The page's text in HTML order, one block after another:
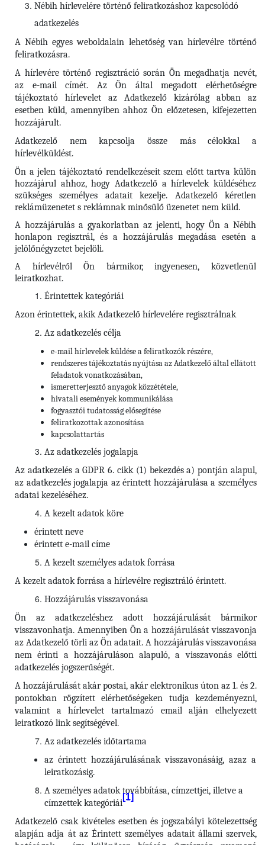
Nébih hírlevelére történő feliratkozáshoz kapcsolódó
adatkezelés
A Nébih egyes weboldalain lehetőség van hírlevélre történő
feliratkozásra.
A hírlevére történő regisztráció során Ön megadhatja nevét,
az e-mail címét. Az Ön által megadott elérhetőségre
tájékoztató hírlevelet az Adatkezelő kizárólag abban az
esetben küld, amennyiben ahhoz Ön előzetesen, kifejezetten
hozzájárult.
Adatkezelő nem kapcsolja össze más célokkal a
hírlevélküldést.
Ön a jelen tájékoztató rendelkezéseit szem előtt tartva külön
hozzájárul ahhoz, hogy Adatkezelő a hírlevelek küldéséhez
szükséges személyes adatait kezelje. Adatkezelő kéretlen
reklámüzenetet s reklámnak minősülő üzenetet nem küld.
A hozzájárulás a gyakorlatban az jelenti, hogy Ön a Nébih
honlapon regisztrál, és a hozzájárulás megadása esetén a
jelölőnégyzetet bejelöli.
A hírlevélről Ön bármikor, ingyenesen, közvetlenül
leiratkozhat.
Érintettek kategóriái
Azon érintettek, akik Adatkezelő hírlevelére regisztrálnak
Az adatkezelés célja
e-mail hírlevelek küldése a feliratkozók részére,
rendszeres tájékoztatás nyújtása az Adatkezelő által ellátott
feladatok vonatkozásában,
ismeretterjesztő anyagok közzététele,
hivatali események kommunikálása
fogyasztói tudatosság elősegítése
feliratkozottak azonosítása
kapcsolattartás
Az adatkezelés jogalapja
Az adatkezelés a GDPR 6. cikk (1) bekezdés a) pontján alapul,
az adatkezelés jogalapja az érintett hozzájárulása a személyes
adatai kezeléséhez.
A kezelt adatok köre
érintett neve
érintett e-mail címe
A kezelt személyes adatok forrása
A kezelt adatok forrása a hírlevélre regisztráló érintett.
Hozzájárulás visszavonása
Ön az adatkezeléshez adott hozzájárulását bármikor
visszavonhatja. Amennyiben Ön a hozzájárulását visszavonja
az Adatkezelő törli az Ön adatait. A hozzájárulás visszavonása
nem érinti a hozzájáruláson alapuló, a visszavonás előtti
adatkezelés jogszerűségét.
A hozzájárulását akár postai, akár elektronikus úton az 1. és 2.
pontokban rögzített elérhetőségeken tudja kezdeményezni,
valamint a hírlevelet tartalmazó email alján elhelyezett
leiratkozó link segítségével.
Az adatkezelés időtartama
az érintett hozzájárulásának visszavonásáig, azaz a
leiratkozásig.
A személyes adatok továbbítása, címzettjei, illetve a
címzettek kategóriái
[1]
Adatkezelő csak kivételes esetben és jogszabályi kötelezettség
alapján adja át az Érintett személyes adatait állami szervek,